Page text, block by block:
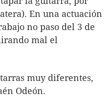
En una actuación
no paso del 3 de
mal el
muy diferentes,
Odeón.